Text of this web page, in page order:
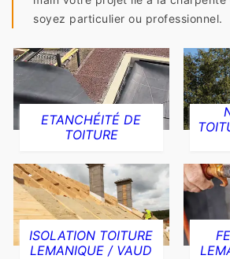
soyez particulier ou professionnel.
ETANCHÉITÉ DE
TOITURE
ISOLATION TOITURE
LEMANIQUE / VAUD